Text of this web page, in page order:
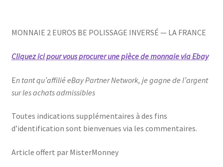
MONNAIE 2 EUROS BE POLISSAGE INVERSÉ — LA FRANCE
Cliquez ici pour vous procurer une pièce de monnaie via Ebay
En tant qu’affilié eBay Partner Network, je gagne de l’argent
sur les achats admissibles
Toutes indications supplémentaires à des fins
d’identification sont bienvenues via les commentaires.
Article offert par MisterMonney